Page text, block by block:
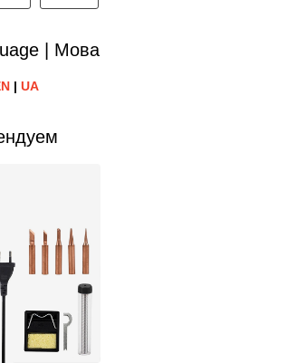
| Мова
| UA